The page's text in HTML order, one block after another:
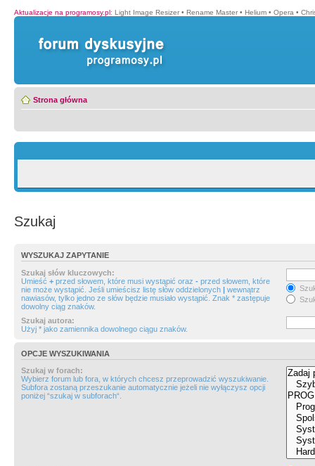
Aktualizacje na programosy.pl: Light Image Resizer • Rename Master • Helium • Opera •
Strona główna
Szukaj
WYSZUKAJ ZAPYTANIE
Szukaj słów kluczowych:
Umieść + przed słowem, które musi wystąpić oraz - przed słowem, które
nie może wystąpić. Jeśli umieścisz listę słów oddzielonych | wewnątrz
nawiasów, tylko jedno ze słów będzie musiało wystąpić. Znak * zastępuje
dowolny ciąg znaków.
Szukaj autora:
Użyj * jako zamiennika dowolnego ciągu znaków.
OPCJE WYSZUKIWANIA
Szukaj w forach:
Wybierz forum lub fora, w których chcesz przeprowadzić wyszukiwanie.
Subfora zostaną przeszukanie automatycznie jeżeli nie wyłączysz opcji
poniżej “szukaj w subforach“.